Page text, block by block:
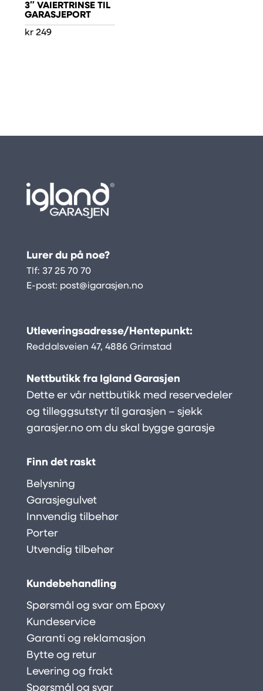
3″ VAIERTRINSE TIL
GARASJEPORT
kr 249
Lurer du på noe?
Tlf: 37 25 70 70
E-post: post@igarasjen.no
Utleveringsadresse/Hentepunkt:
Reddalsveien 47, 4886 Grimstad
Nettbutikk fra Igland Garasjen
Dette er vår nettbutikk med reservedeler
og tilleggsutstyr til garasjen – sjekk
garasjer.noom du skal bygge garasje
Finn det raskt
Belysning
Garasjegulvet
Innvendig tilbehør
Porter
Utvendig tilbehør
Kundebehandling
Spørsmål og svar om Epoxy
Kundeservice
Garanti og reklamasjon
Bytte og retur
Levering og frakt
Spørsmål og svar